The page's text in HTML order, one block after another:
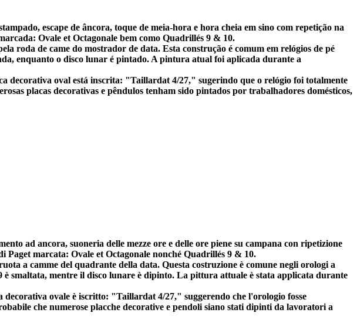
escape de âncora, toque de meia-hora e hora cheia em sino com repetição na
Ovale et Octagonale bem como Quadrillés 9 & 10.
roda de came do mostrador de data. Esta construção é comum em relógios de pé
enquanto o disco lunar é pintado. A pintura atual foi aplicada durante a
decorativa oval está inscrita: "Taillardat 4/27," sugerindo que o relógio foi totalmente
placas decorativas e pêndulos tenham sido pintados por trabalhadores domésticos,
ad ancora, suoneria delle mezze ore e delle ore piene su campana con ripetizione
marcata: Ovale et Octagonale nonché Quadrillés 9 & 10.
a camme del quadrante della data. Questa costruzione è comune negli orologi a
smaltata, mentre il disco lunare è dipinto. La pittura attuale è stata applicata durante
ovale è iscritto: "Taillardat 4/27," suggerendo che l'orologio fosse
che numerose placche decorative e pendoli siano stati dipinti da lavoratori a